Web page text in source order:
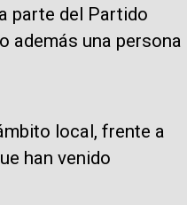
parte del Partido
además una persona
local, frente a
han venido